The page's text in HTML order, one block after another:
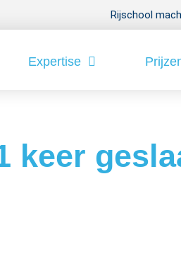
Rijschool
Expertise
keer